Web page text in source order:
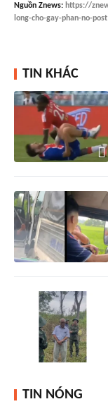
Nguồn Znews: https://
long-cho-gay-phan-no-
TIN KHÁC
TIN NÓNG